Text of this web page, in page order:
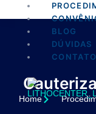
BLOG
DÚVIDAS
CONTATO
Home